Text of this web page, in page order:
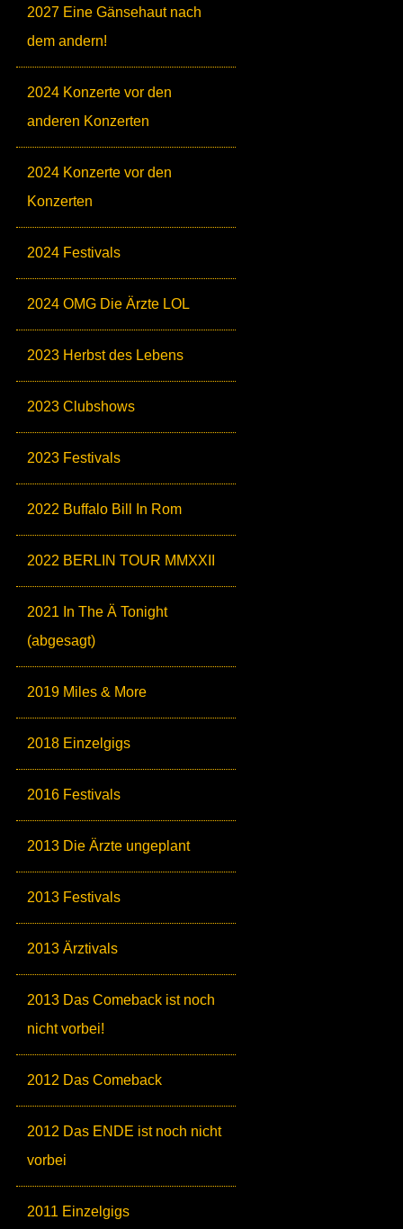
2027 Eine Gänsehaut nach
dem andern!
2024 Konzerte vor den
anderen Konzerten
2024 Konzerte vor den
Konzerten
2024 Festivals
2024 OMG Die Ärzte LOL
2023 Herbst des Lebens
2023 Clubshows
2023 Festivals
2022 Buffalo Bill In Rom
2022 BERLIN TOUR MMXXII
2021 In The Ä Tonight
(abgesagt)
2019 Miles & More
2018 Einzelgigs
2016 Festivals
2013 Die Ärzte ungeplant
2013 Festivals
2013 Ärztivals
2013 Das Comeback ist noch
nicht vorbei!
2012 Das Comeback
2012 Das ENDE ist noch nicht
vorbei
2011 Einzelgigs